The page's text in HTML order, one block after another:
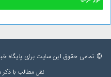
© تمامی حقوق این سایت برای پایگاه
نقل مطالب با ذکر